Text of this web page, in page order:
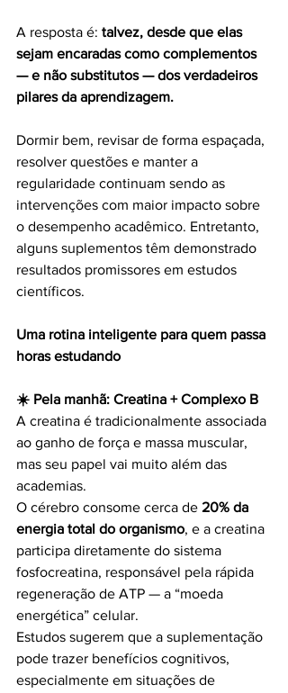
A resposta é: talvez, desde que elas
sejam encaradas como complementos
— e não substitutos — dos verdadeiros
pilares da aprendizagem.
Dormir bem, revisar de forma espaçada,
resolver questões e manter a
regularidade continuam sendo as
intervenções com maior impacto sobre
o desempenho acadêmico. Entretanto,
alguns suplementos têm demonstrado
resultados promissores em estudos
científicos.
Uma rotina inteligente para quem passa
horas estudando
☀️ Pela manhã: Creatina + Complexo B
A creatina é tradicionalmente associada
ao ganho de força e massa muscular,
mas seu papel vai muito além das
academias.
O cérebro consome cerca de 20% da
energia total do organismo, e a creatina
participa diretamente do sistema
fosfocreatina, responsável pela rápida
regeneração de ATP — a “moeda
energética” celular.
Estudos sugerem que a suplementação
pode trazer benefícios cognitivos,
especialmente em situações de